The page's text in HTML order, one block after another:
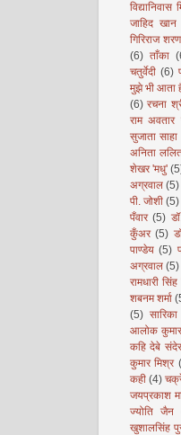
विद्यानिवास
जाहिद खान
गिरिराज
(6) ताँका
चतुर्वेदी (6)
मुझे भी आता
(6) रचना
राम अवतार
सुजाता साहा
अनिता
शेखर 'मधु'
अग्रवाल (5)
पी. जोशी (5)
पँवार (5)
कुँअर (5)
पाण्डेय (5)
अग्रवाल (5)
रामधारी
शबनम शर्मा
(5)
आलोक
कहि देबे
कुमार मिश्र
कही (4)
जयप्रकाश
ज्योति जैन
खुशालसिंह